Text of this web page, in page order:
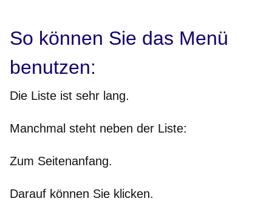
So können Sie das Menü
benutzen:
Die Liste ist sehr lang.
Manchmal steht neben der Liste:
Zum Seitenanfang.
Darauf können Sie klicken.